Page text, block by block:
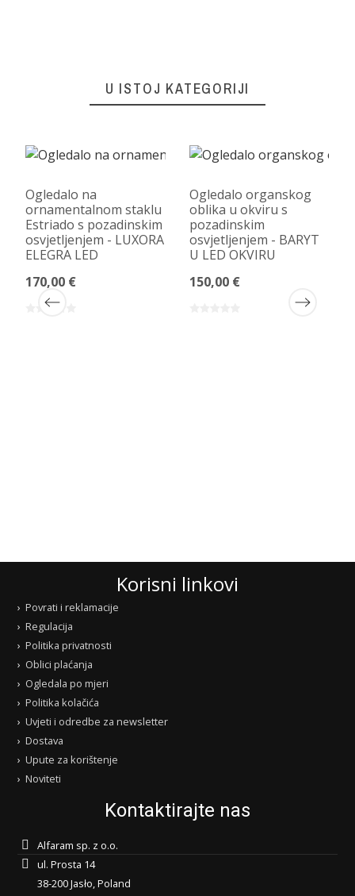
U ISTOJ KATEGORIJI
Ogledalo na
ornamentalnom staklu
Estriado s pozadinskim
osvjetljenjem - LUXORA
ELEGRA LED
170,00 €
Ogledalo organskog
oblika u okviru s
pozadinskim
osvjetljenjem - BARYT
U LED OKVIRU
150,00 €
Korisni linkovi
Povrati i reklamacije
Regulacija
Politika privatnosti
Oblici plaćanja
Ogledala po mjeri
Politika kolačića
Uvjeti i odredbe za newsletter
Dostava
Upute za korištenje
Noviteti
Kontaktirajte nas
Alfaram sp. z o.o.
ul. Prosta 14
38-200 Jasło, Poland